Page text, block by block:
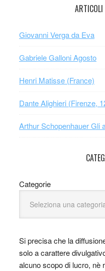
ARTICOLI
Giovanni Verga da Eva
Gabriele Galloni Agosto
Henri Matisse (France)
Dante Alighieri (Firenze,
Arthur Schopenhauer Gli
Categorie
Si precisa che la
solo a carattere
alcuno scopo di lucro, nè